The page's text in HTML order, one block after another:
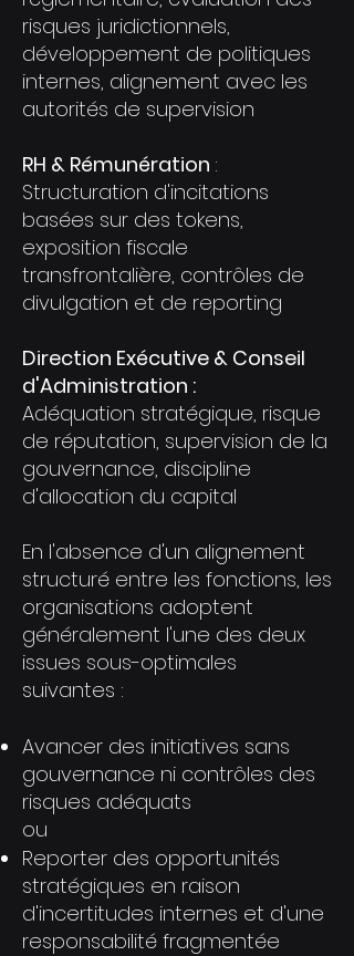
risques juridictionnels,
développement de politiques
internes, alignement avec les
autorités de supervision
RH & Rémunération :
Structuration d'incitations
basées sur des tokens,
exposition fiscale
transfrontalière, contrôles de
divulgation et de reporting
Direction Exécutive & Conseil
d'Administration :
Adéquation stratégique, risque
de réputation, supervision de la
gouvernance, discipline
d'allocation du capital
En l'absence d'un alignement
structuré entre les fonctions, les
organisations adoptent
généralement l'une des deux
issues sous-optimales
suivantes :
Avancer des initiatives sans
gouvernance ni contrôles des
risques adéquats
ou
Reporter des opportunités
stratégiques en raison
d'incertitudes internes et d'une
responsabilité fragmentée